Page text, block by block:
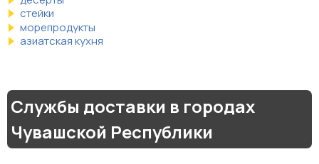
стейки
морепродукты
азиатская кухня
Службы доставки в городах
Чувашской Республики